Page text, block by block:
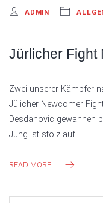
ADMIN
Jürlicher Fight
Zwei unserer Kämpfer
Jülicher Newcomer
Desdanovic gewannen
Jung ist stolz auf…
READ MORE